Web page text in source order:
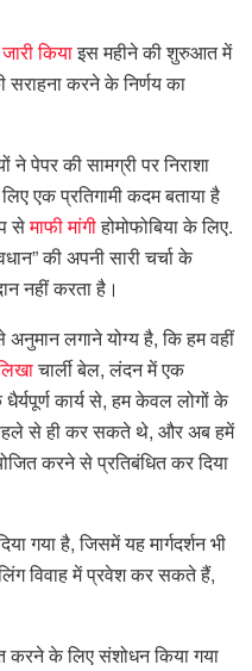
कियाइस महीने की शुरुआत में
सराहना करने के निर्णय का
पेपर की सामग्री पर निराशा
एक प्रतिगामी कदम बताया है
सेमाफी मांगीहोमोफोबिया के लिए.
की अपनी सारी चर्चा के
नहीं करता है।
लगाने योग्य है, कि हम वहीं
चार्ली बेल, लंदन में एक
धैर्यपूर्ण कार्य से, हम केवल लोगों के
से ही कर सकते थे, और अब हमें
करने से प्रतिबंधित कर दिया
गया है, जिसमें यह मार्गदर्शन भी
विवाह में प्रवेश कर सकते हैं,
करने के लिए संशोधन किया गया